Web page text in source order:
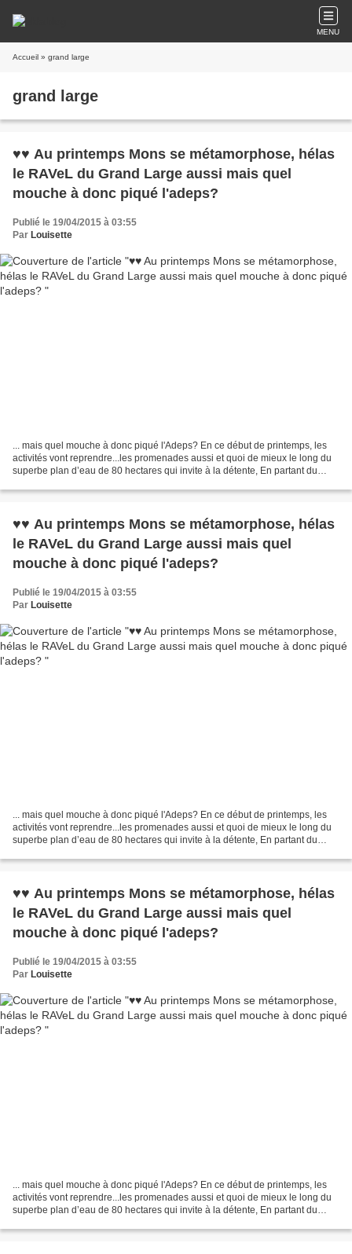
MENU
Accueil » grand large
grand large
♥♥ Au printemps Mons se métamorphose, hélas
le RAVeL du Grand Large aussi mais quel
mouche à donc piqué l'adeps?
Publié le 19/04/2015 à 03:55
Par Louisette
... mais quel mouche à donc piqué l'Adeps? En ce début de printemps, les
activités vont reprendre...les promenades aussi et quoi de mieux le long du
superbe plan d’eau de 80 hectares qui invite à la détente, En partant du
♥♥ Au printemps Mons se métamorphose, hélas
le RAVeL du Grand Large aussi mais quel
mouche à donc piqué l'adeps?
Publié le 19/04/2015 à 03:55
Par Louisette
... mais quel mouche à donc piqué l'Adeps? En ce début de printemps, les
activités vont reprendre...les promenades aussi et quoi de mieux le long du
superbe plan d’eau de 80 hectares qui invite à la détente, En partant du
♥♥ Au printemps Mons se métamorphose, hélas
le RAVeL du Grand Large aussi mais quel
mouche à donc piqué l'adeps?
Publié le 19/04/2015 à 03:55
Par Louisette
... mais quel mouche à donc piqué l'Adeps? En ce début de printemps, les
activités vont reprendre...les promenades aussi et quoi de mieux le long du
superbe plan d’eau de 80 hectares qui invite à la détente, En partant du